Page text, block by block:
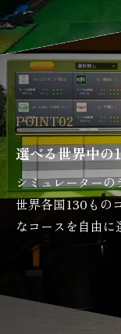
POINT02
選べる世界中の
シミュレーターの
世界各国130もの
なコースを自由に